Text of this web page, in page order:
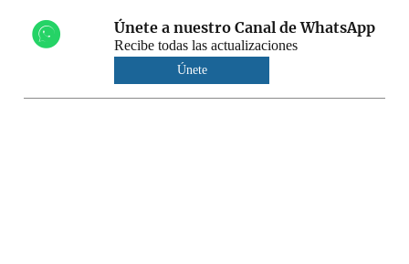
Únete a nuestro Canal de WhatsApp
Recibe todas las actualizaciones
Únete